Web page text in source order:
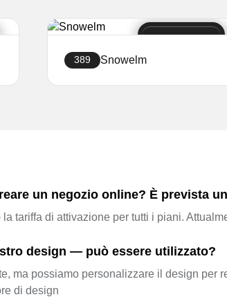
389 Snowelm
un negozio online? È prevista
tariffa di attivazione per tutti i piani.
design — può essere utilizzato?
ma possiamo personalizzare il design per
di design